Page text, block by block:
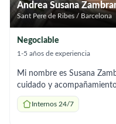
Andrea Susana
Sant Pere de Ribes / Barcelona
Negociable
1-5 años de experiencia
Mi nombre es Susana
cuidado y
responsable, atenta y
para cuidados puntuales o
Internos 24/7